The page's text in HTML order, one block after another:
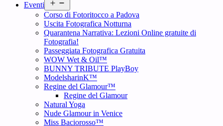
Eventi
menu
Corso di Fotoritocco a Padova
Uscita Fotografica Notturna
Quarantena Narrativa: Lezioni Online gratuite di
Fotografia!
Passeggiata Fotografica Gratuita
WOW Wet & Oil™
BUNNY TRIBUTE PlayBoy
ModelsharinK™
Regine del Glamour™
Regine del Glamour
Natural Yoga
Nude Glamour in Venice
Miss Baciorosso™